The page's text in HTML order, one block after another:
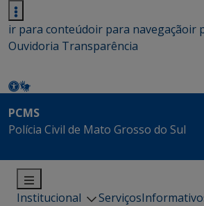
ir para conteúdoir para navegaçãoir
Ouvidoria Transparência
PCMS
Polícia Civil de Mato Grosso do Sul
Institucional Serviços